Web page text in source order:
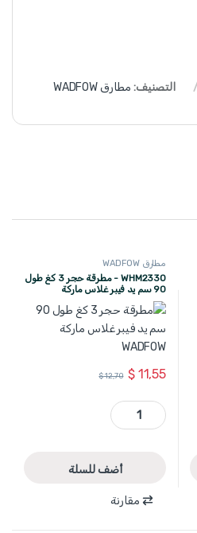
التصنيف: مطارق WADFOW
مطارق WADFOW
WHM2330 - مطرقة حجر 3 كغ طول
90 سم يد فيبر غلاس ماركة
WADFOW
$11,55
$12,70
WHM2330 - مطرقة حجر 3 كغ طول 90 سم يد فيبر غلاس ماركة WADFOW quantity
أضف للسلة
مقارنة